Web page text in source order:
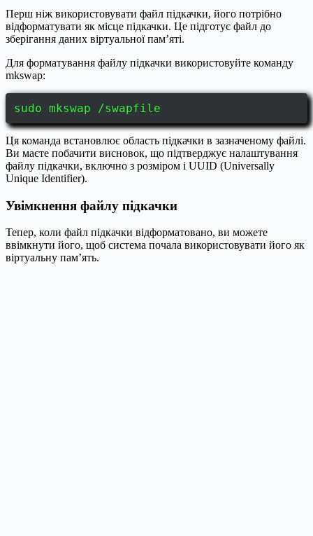
Перш ніж використовувати файл підкачки, його потрібно
відформатувати як місце підкачки. Це підготує файл до
зберігання даних віртуальної пам’яті.
Для форматування файлу підкачки використовуйте команду
mkswap:
sudo mkswap /swapfile
Ця команда встановлює область підкачки в зазначеному файлі.
Ви маєте побачити висновок, що підтверджує налаштування
файлу підкачки, включно з розміром і UUID (Universally
Unique Identifier).
Увімкнення файлу підкачки
Тепер, коли файл підкачки відформатовано, ви можете
ввімкнути його, щоб система почала використовувати його як
віртуальну пам’ять.